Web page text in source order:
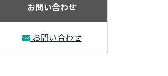
お問い合わせ
お問い合わせ